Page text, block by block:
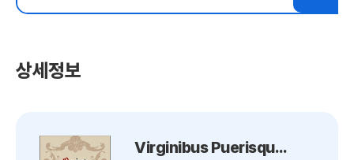
상세정보
Virginibus Puerisque and Other Papers